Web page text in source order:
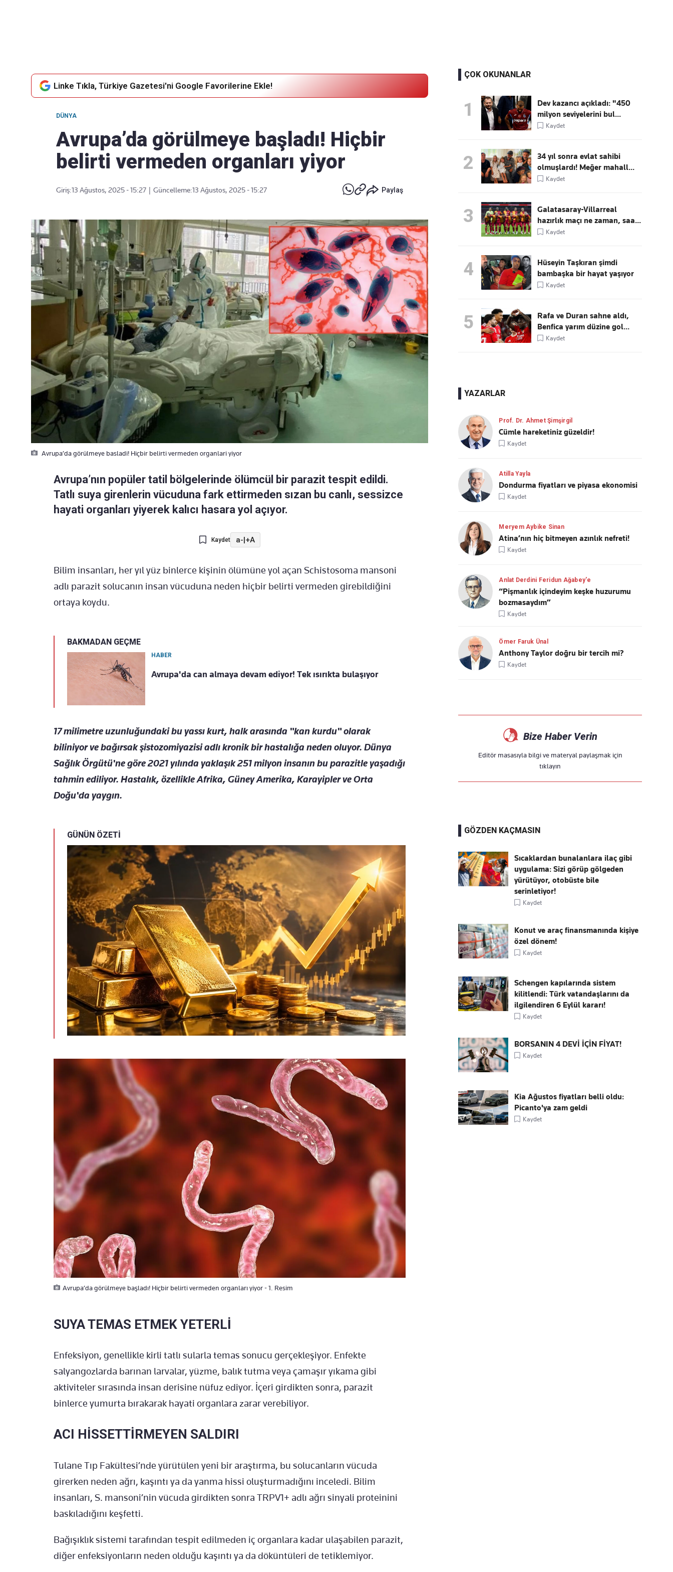
Linke Tıkla, Türkiye Gazetesi'ni Google Favorilerine Ekle!
DÜNYA
Avrupa’da görülmeye başladı! Hiçbir
belirti vermeden organları yiyor
Giriş:13 Ağustos, 2025 - 15:27 Güncelleme:13 Ağustos, 2025 - 15:27 Paylaş
Avrupa’da görülmeye basladi! Hiçbir belirti vermeden organlari yiyor
Avrupa’nın popüler tatil bölgelerinde ölümcül bir parazit tespit edildi.
Tatlı suya girenlerin vücuduna fark ettirmeden sızan bu canlı, sessizce
hayati organları yiyerek kalıcı hasara yol açıyor.
Kaydet a-|+A
Bilim insanları, her yıl yüz binlerce kişinin ölümüne yol açan Schistosoma mansoni
adlı parazit solucanın insan vücuduna neden hiçbir belirti vermeden girebildiğini
ortaya koydu.
BAKMADAN GEÇME
HABER
Avrupa'da can almaya devam ediyor! Tek ısırıkta bulaşıyor
17 milimetre uzunluğundaki bu yassı kurt, halk arasında "kan kurdu" olarak
biliniyor ve bağırsak şistozomiyazisi adlı kronik bir hastalığa neden oluyor. Dünya
Sağlık Örgütü'ne göre 2021 yılında yaklaşık 251 milyon insanın bu parazitle yaşadığı
tahmin ediliyor. Hastalık, özellikle Afrika, Güney Amerika, Karayipler ve Orta
Doğu'da yaygın.
GÜNÜN ÖZETİ
Avrupa’da görülmeye başladı! Hiçbir belirti vermeden organları yiyor - 1. Resim
SUYA TEMAS ETMEK YETERLİ
Enfeksiyon, genellikle kirli tatlı sularla temas sonucu gerçekleşiyor. Enfekte
salyangozlarda barınan larvalar, yüzme, balık tutma veya çamaşır yıkama gibi
aktiviteler sırasında insan derisine nüfuz ediyor. İçeri girdikten sonra, parazit
binlerce yumurta bırakarak hayati organlara zarar verebiliyor.
ACI HİSSETTİRMEYEN SALDIRI
Tulane Tıp Fakültesi’nde yürütülen yeni bir araştırma, bu solucanların vücuda
girerken neden ağrı, kaşıntı ya da yanma hissi oluşturmadığını inceledi. Bilim
insanları, S. mansoni’nin vücuda girdikten sonra TRPV1+ adlı ağrı sinyali proteinini
baskıladığını keşfetti.
Bağışıklık sistemi tarafından tespit edilmeden iç organlara kadar ulaşabilen parazit,
diğer enfeksiyonların neden olduğu kaşıntı ya da döküntüleri de tetiklemiyor.
ÇOK OKUNANLAR
1
Dev kazancı açıkladı: "450
milyon seviyelerini bul...
Kaydet
2
34 yıl sonra evlat sahibi
olmuşlardı! Meğer mahall...
Kaydet
3
Galatasaray-Villarreal
hazırlık maçı ne zaman, saa...
Kaydet
4
Hüseyin Taşkıran şimdi
bambaşka bir hayat yaşıyor
Kaydet
5
Rafa ve Duran sahne aldı,
Benfica yarım düzine gol...
Kaydet
YAZARLAR
Prof. Dr. Ahmet Şimşirgil
Cümle hareketiniz güzeldir!
Kaydet
Atilla Yayla
Dondurma fiyatları ve piyasa ekonomisi
Kaydet
Meryem Aybike Sinan
Atina’nın hiç bitmeyen azınlık nefreti!
Kaydet
Anlat Derdini Feridun Ağabey'e
“Pişmanlık içindeyim keşke huzurumu
bozmasaydım”
Kaydet
Ömer Faruk Ünal
Anthony Taylor doğru bir tercih mi?
Kaydet
Bize Haber Verin
Editör masasıyla bilgi ve materyal paylaşmak için
tıklayın
GÖZDEN KAÇMASIN
Sıcaklardan bunalanlara ilaç gibi
uygulama: Sizi görüp gölgeden
yürütüyor, otobüste bile
serinletiyor!
Kaydet
Konut ve araç finansmanında kişiye
özel dönem!
Kaydet
Schengen kapılarında sistem
kilitlendi: Türk vatandaşlarını da
ilgilendiren 6 Eylül kararı!
Kaydet
BORSANIN 4 DEVİ İÇİN FİYAT!
Kaydet
Kia Ağustos fiyatları belli oldu:
Picanto'ya zam geldi
Kaydet